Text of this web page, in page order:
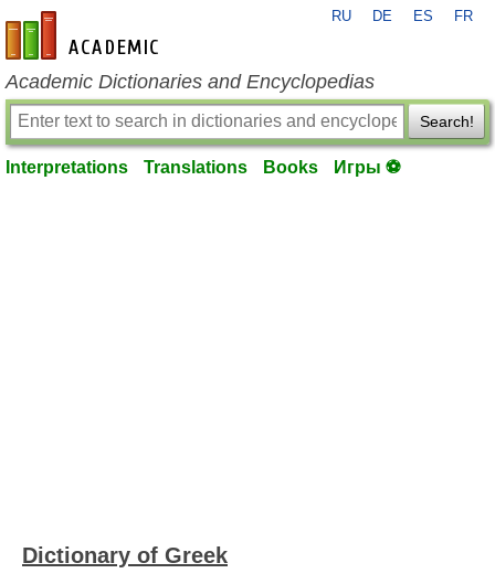
en-academic.com
RU DE ES FR
Academic Dictionaries and Encyclopedias
Search!
Interpretations Translations Books Игры ⚽
Dictionary of Greek